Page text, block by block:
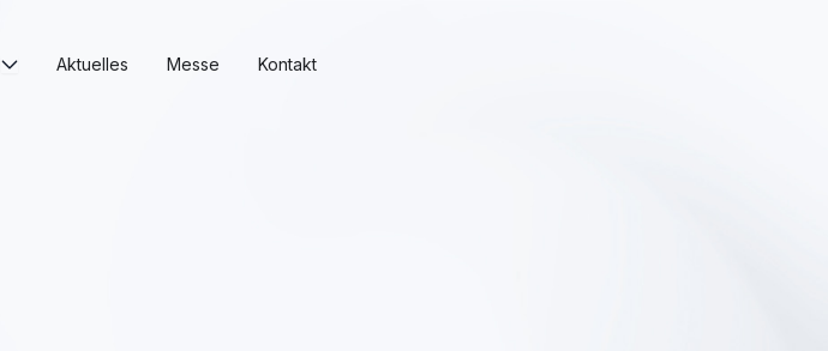
Öffne Angebot
Aktuelles Messe Kontakt